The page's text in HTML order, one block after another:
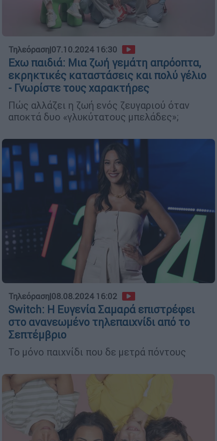
Τηλεόραση|07.10.2024 16:30
Εχω παιδιά: Μια ζωή γεμάτη απρόοπτα,
εκρηκτικές καταστάσεις και πολύ γέλιο
- Γνωρίστε τους χαρακτήρες
Πώς αλλάζει η ζωή ενός ζευγαριού όταν
αποκτά δυο «γλυκύτατους μπελάδες»;
Τηλεόραση|08.08.2024 16:02
Switch: Η Ευγενία Σαμαρά επιστρέφει
στο ανανεωμένο τηλεπαιχνίδι από το
Σεπτέμβριο
Το μόνο παιχνίδι που δε μετρά πόντους